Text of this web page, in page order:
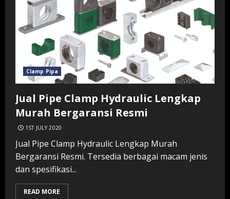
Clamp Pipa
Jual Pipe Clamp Hydraulic Lengkap
Murah Bergaransi Resmi
1ST JULY 2020
Jual Pipe Clamp Hydraulic Lengkap Murah
Bergaransi Resmi. Tersedia berbagai macam jenis
dan spesifikasi...
READ MORE